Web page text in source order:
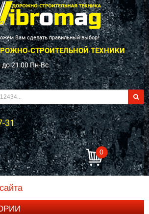
Вам сделать правильный выбор!
СТРОИТЕЛЬНОЙ ТЕХНИКИ
до 21:00 Пн-Вс
31
0